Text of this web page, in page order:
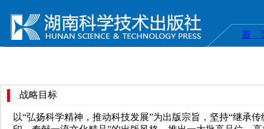
首
战略目标
以“弘扬科学精神，推动科技发展”为出版宗旨，坚持“继承